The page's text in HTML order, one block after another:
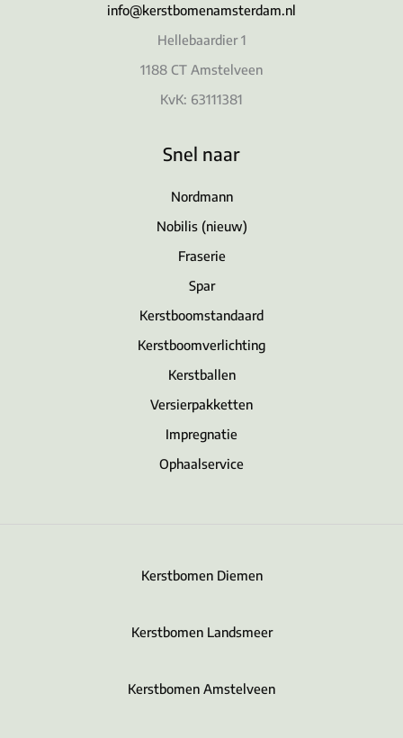
info@kerstbomenamsterdam.nl
Hellebaardier 1
1188 CT Amstelveen
KvK: 63111381
Snel naar
Nordmann
Nobilis (nieuw)
Fraserie
Spar
Kerstboomstandaard
Kerstboomverlichting
Kerstballen
Versierpakketten
Impregnatie
Ophaalservice
Kerstbomen Diemen
Kerstbomen Landsmeer
Kerstbomen Amstelveen